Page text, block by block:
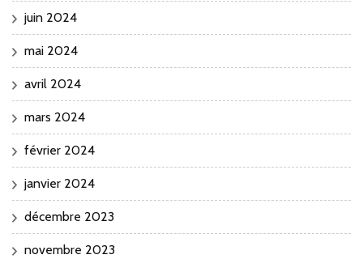
juin 2024
mai 2024
avril 2024
mars 2024
février 2024
janvier 2024
décembre 2023
novembre 2023